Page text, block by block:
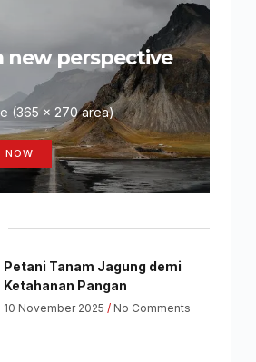
new perspective
(365 x 270 area)
NOW
Petani Tanam Jagung demi
Ketahanan Pangan
10 November 2025 No Comments